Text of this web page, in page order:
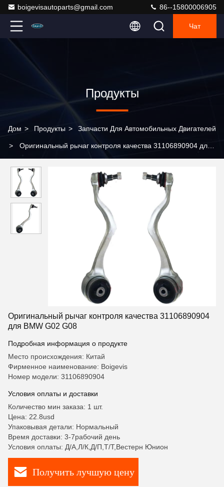
boigevisautoparts@gmail.com 86--15800006905
Чат
Продукты
Дом > Продукты > Запчасти Для Автомобильных Двигателей
> Оригинальный рычаг контроля качества 31106890904 для
Оригинальный рычаг контроля качества 31106890904
для BMW G02 G08
Подробная информация о продукте
Место происхождения: Китай
Фирменное наименование: Boigevis
Номер модели: 31106890904
Условия оплаты и доставки
Количество мин заказа: 1 шт.
Цена: 22.8usd
Упаковывая детали: Нормальный
Время доставки: 3-7рабочий день
Условия оплаты: Д/А,Л/К,Д/П,Т/Т,Вестерн Юнион
Получить лучшую цену